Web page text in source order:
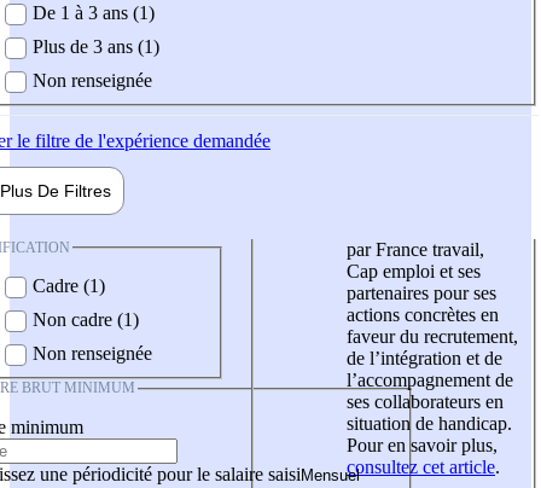
De 1 à 3 ans (1)
Plus de 3 ans (1)
Non renseignée
le filtre de l'expérience demandée
Plus De Filtres
Cadre (1)
Non cadre (1)
Non renseignée
BRUT MINIMUM
minimum
une périodicité pour le salaire saisi
par France travail,
Cap emploi et ses
partenaires pour ses
actions concrètes en
faveur du recrutement,
de l’intégration et de
l’accompagnement de
ses collaborateurs en
situation de handicap.
Pour en savoir plus,
consultez cet article.